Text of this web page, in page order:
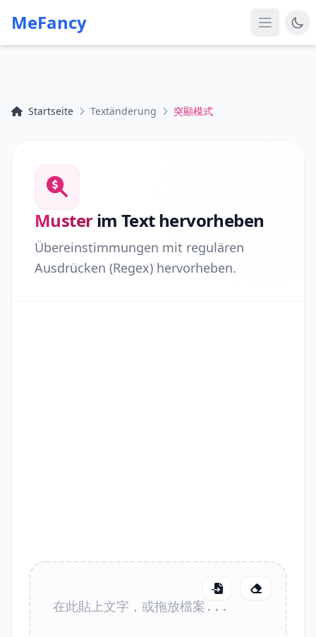
MeFancy
Startseite Textänderung 突顯模式
Muster im Text hervorheben
Übereinstimmungen mit regulären
Ausdrücken (Regex) hervorheben.